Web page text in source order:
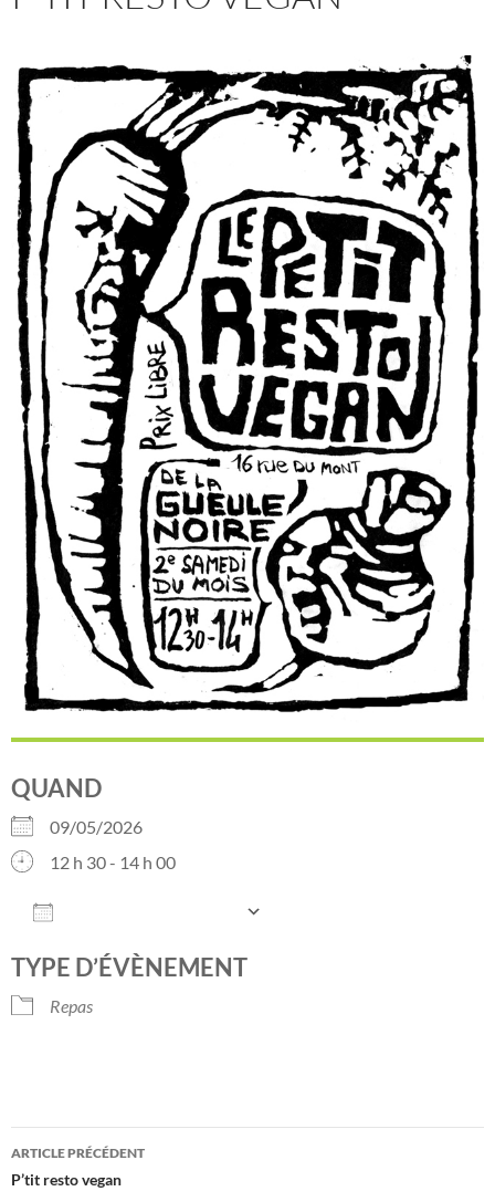
QUAND
09/05/2026
12 h 30 - 14 h 00
TYPE D’ÉVÈNEMENT
Repas
Navigation
des
ARTICLE PRÉCÉDENT
P’tit resto vegan